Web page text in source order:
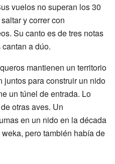
vuelos no superan los 30
y correr con
Su canto es de tres notas
a dúo.
mantienen un territorio
juntos para construir un nido
un túnel de entrada. Lo
otras aves. Un
en un nido en la década
pero también había de